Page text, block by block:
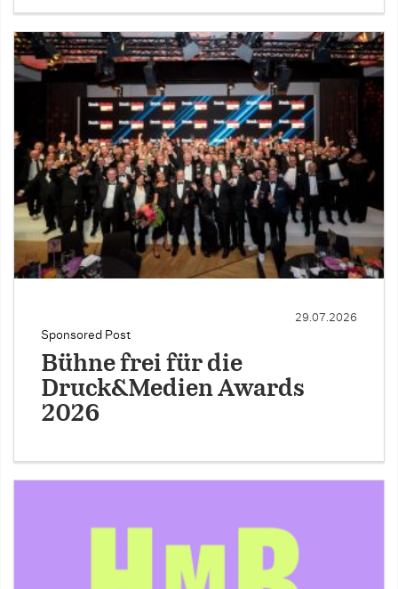
Sponsored Post
29.07.2026
Bühne frei für die
Druck&Medien Awards
2026